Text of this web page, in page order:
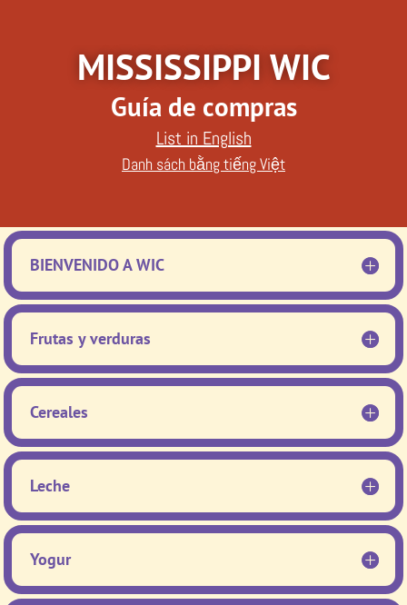
MISSISSIPPI WIC
Guía de compras
List in English
Danh sách bằng tiếng Việt
BIENVENIDO A WIC
Frutas y verduras
Cereales
Leche
Yogur